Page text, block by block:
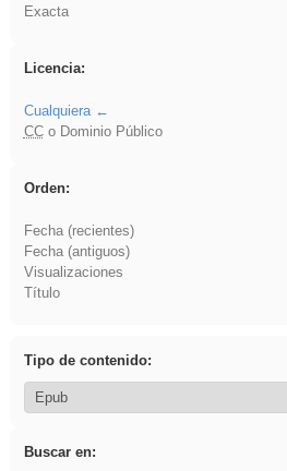
Exacta
Licencia:
Cualquiera
CCo Dominio Público
Orden:
Fecha (recientes)
Fecha (antiguos)
Visualizaciones
Título
Tipo de contenido:
Buscar en: